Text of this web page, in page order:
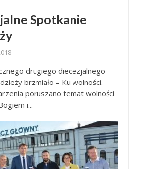
Spotkanie
drugiego diecezjalnego
brzmiało – Ku wolności.
poruszano temat wolności
i...